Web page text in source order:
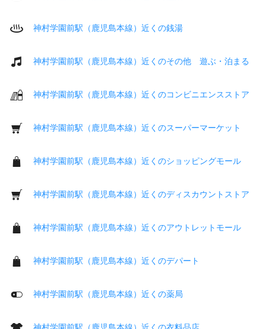
神村学園前駅（鹿児島本線）近くの銭湯
神村学園前駅（鹿児島本線）近くのその他 遊ぶ・泊まる
神村学園前駅（鹿児島本線）近くのコンビニエンスストア
神村学園前駅（鹿児島本線）近くのスーパーマーケット
神村学園前駅（鹿児島本線）近くのショッピングモール
神村学園前駅（鹿児島本線）近くのディスカウントストア
神村学園前駅（鹿児島本線）近くのアウトレットモール
神村学園前駅（鹿児島本線）近くのデパート
神村学園前駅（鹿児島本線）近くの薬局
神村学園前駅（鹿児島本線）近くの衣料品店